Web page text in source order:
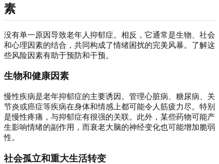
素
没有单一原因导致老年人抑郁症。相反，它通常是生物、社会
和心理因素的结合，共同构成了情绪困扰的完美风暴。了解这
些风险因素有助于预防和干预。
生物和健康因素
慢性疾病是老年抑郁症的主要诱因。管理心脏病、糖尿病、关
节炎或癌症等疾病在身体和情感上都可能令人筋疲力尽。特别
是慢性疼痛，与抑郁症有很强的关联。此外，某些药物可能产
生影响情绪的副作用，而衰老大脑的神经变化也可能增加脆弱
性。
社会孤立和重大生活转变